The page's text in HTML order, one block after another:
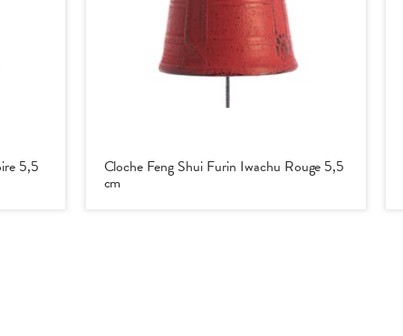
5,5 Cloche Feng Shui Furin Iwachu Rouge 5,5
cm